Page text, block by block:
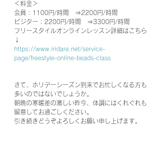
＜料金＞
会員：1100円/時間　⇒2200円/時間
ビジター：2200円/時間　⇒3300円/時間
フリースタイルオンラインレッスン詳細はこちら
↓
https://www.iridare.net/service-
page/freestyle-online-beads-class
さて、ホリデーシーズン到来でお忙しくなる方も
多いのではないでしょうか。
朝晩の寒暖差の激しい昨今、体調にはくれぐれも
留意してお過ごしください。
引き続きどうぞよろしくお願い申し上げます。